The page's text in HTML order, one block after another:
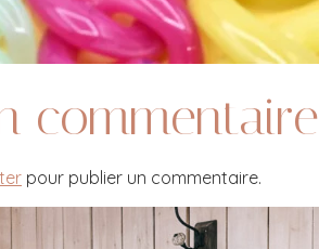
commentaire
pour publier un commentaire.